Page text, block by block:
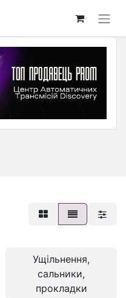
Ущільнення,
сальники,
прокладки